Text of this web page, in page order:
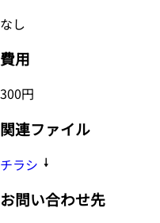
なし
費用
300円
関連ファイル
チラシ
お問い合わせ先